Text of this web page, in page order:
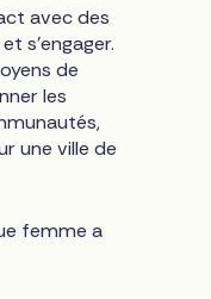
avec des
s'engager.
de
les
une ville de
femme a